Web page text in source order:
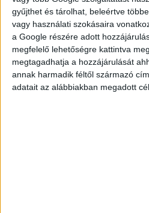
gyűjthet és tárolhat, beleértve
vagy használati szokásaira
a Google részére adott
megfelelő lehetőségre kattintva
megtagadhatja a hozzájárulását
annak harmadik féltől származó
adatait az alábbiakban megadott
KÉRDÉSED